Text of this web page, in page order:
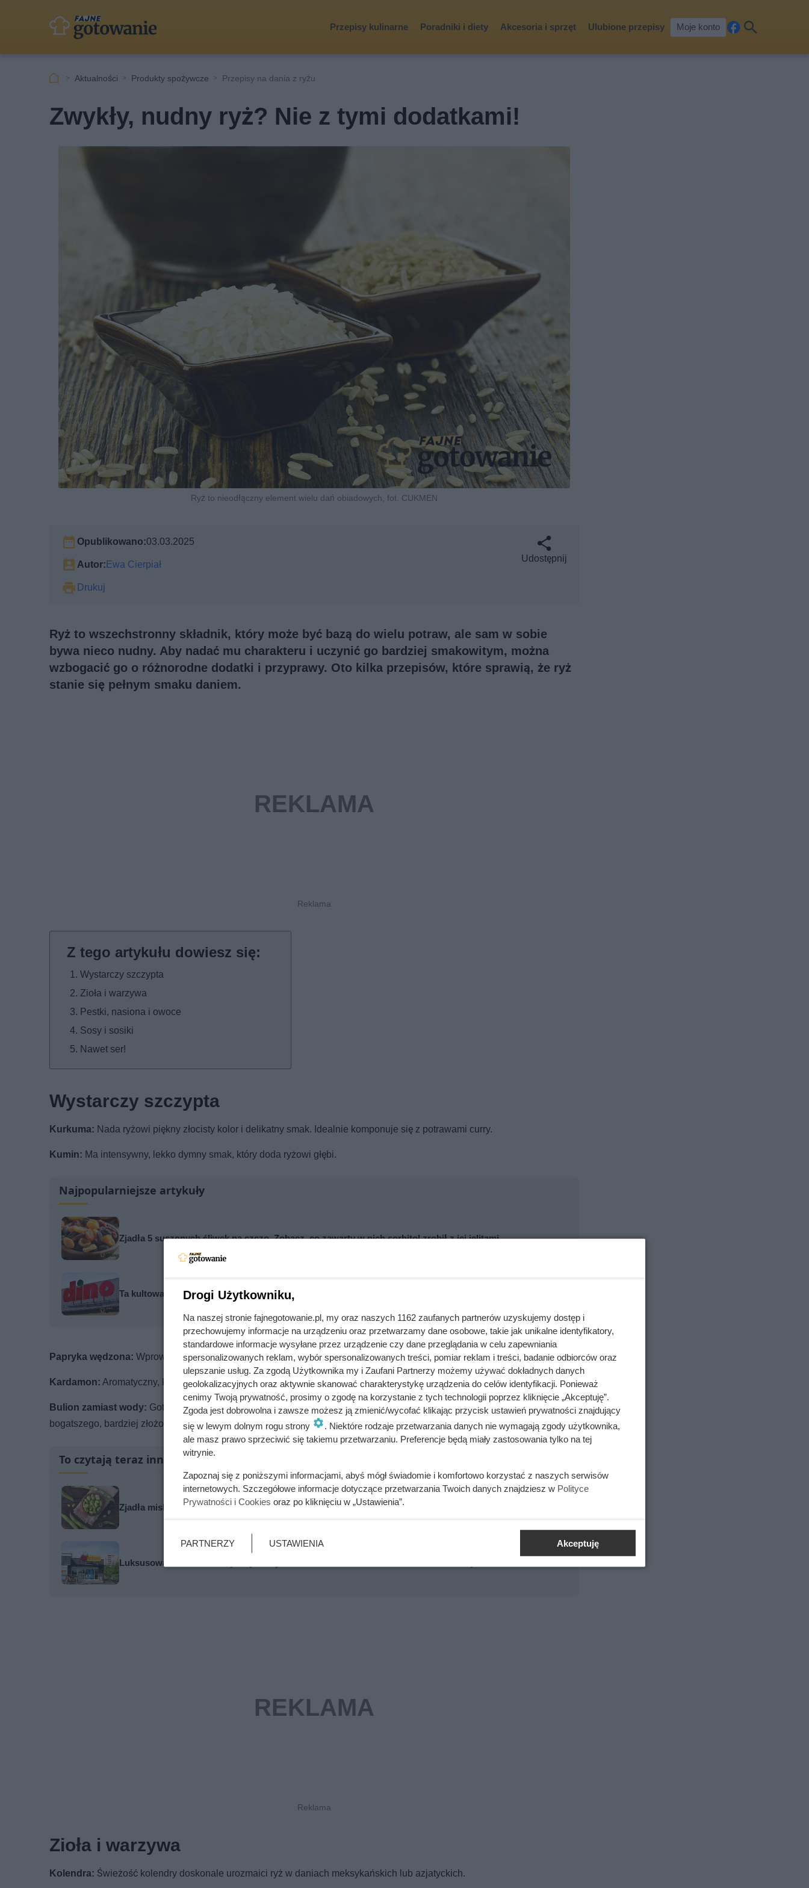
Przepisy kulinarne Poradniki i diety Akcesoria i sprzęt Ulubione przepisy Moje konto
cebkaj
Aktualności Produkty spożywcze Przepisy na dania z ryżu
Zwykły, nudny ryż? Nie z tymi dodatkami!
Ryż to nieodłączny element wielu dań obiadowych, fot. CUKMEN
Opublikowano:03.03.2025
Autor:Ewa Cierpiał
Drukuj
Udostępnij
Ryż to wszechstronny składnik, który może być bazą do wielu potraw, ale sam w sobie
bywa nieco nudny. Aby nadać mu charakteru i uczynić go bardziej smakowitym, można
wzbogacić go o różnorodne dodatki i przyprawy. Oto kilka przepisów, które sprawią, że ryż
stanie się pełnym smaku daniem.
Wystarczy szczypta
Zioła i warzywa
Pestki, nasiona i owoce
Sosy i sosiki
Nawet ser!
Wystarczy szczypta
Kurkuma: Nada ryżowi piękny złocisty kolor i delikatny smak. Idealnie komponuje się z potrawami curry.
Kumin: Ma intensywny, lekko dymny smak, który doda ryżowi głębi.
Najpopularniejsze artykuły
Zjadła 5 suszonych śliwek na czczo. Zobacz, co zawarty w nich sorbitol zrobił z jej jelitami
Ta kultowa kawa mocno potaniała. Klienci Dino biorą po dwa opakowania
Papryka wędzona: Wprowadza subtelną nutę wędzonki, świetna do dań inspirowanych kuchnią hiszpańską.
Kardamon: Aromatyczny, korzenny dodatek, idealny do ryżu w stylu bliskowschodnim.
Bulion zamiast wody: Gotowanie ryżu w bulionie warzywnym, drobiowym lub wołowym zamiast wody dodaje mu
bogatszego, bardziej złożonego smaku.
To czytają teraz inni
Zjadła miskę ugotowanego bobu. Oto co po kilku godzinach stało się z jej poziomem cukru i apetytem
Luksusowa kawa w cenie, jakiej nie było od bardzo dawna. Klienci Biedronki zachwyceni
Zioła i warzywa
Kolendra: Świeżość kolendry doskonale urozmaici ryż w daniach meksykańskich lub azjatyckich.
Drogi Użytkowniku,
Na naszej stronie fajnegotowanie.pl, my oraz naszych 1162 zaufanych partnerów uzyskujemy dostęp i
przechowujemy informacje na urządzeniu oraz przetwarzamy dane osobowe, takie jak unikalne identyfikatory,
standardowe informacje wysyłane przez urządzenie czy dane przeglądania w celu zapewniania
spersonalizowanych reklam, wybór spersonalizowanych treści, pomiar reklam i treści, badanie odbiorców oraz
ulepszanie usług. Za zgodą Użytkownika my i Zaufani Partnerzy możemy używać dokładnych danych
geolokalizacyjnych oraz aktywnie skanować charakterystykę urządzenia do celów identyfikacji. Ponieważ
cenimy Twoją prywatność, prosimy o zgodę na korzystanie z tych technologii poprzez kliknięcie „Akceptuję”.
Zgoda jest dobrowolna i zawsze możesz ją zmienić/wycofać klikając przycisk ustawień prywatności znajdujący
się w lewym dolnym rogu strony
. Niektóre rodzaje przetwarzania danych nie wymagają zgody użytkownika,
ale masz prawo sprzeciwić się takiemu przetwarzaniu. Preferencje będą miały zastosowania tylko na tej
witrynie.
Zapoznaj się z poniższymi informacjami, abyś mógł świadomie i komfortowo korzystać z naszych serwisów
internetowych. Szczegółowe informacje dotyczące przetwarzania Twoich danych znajdziesz w Polityce
Prywatności i Cookies oraz po kliknięciu w „Ustawienia”.
PARTNERZY USTAWIENIA Akceptuję